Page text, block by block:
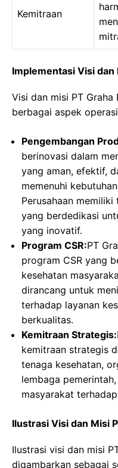
Kemitraan
Implementasi Visi dan
Visi dan misi PT
berbagai aspek
Pengembangan
berinovasi dalam
yang aman, efektif,
memenuhi
Perusahaan
yang berdedikasi
yang inovatif.
Program CSR:PT
program CSR yang
kesehatan
dirancang untuk
terhadap layanan
berkualitas.
Kemitraan Strategis:
kemitraan strategis
tenaga kesehatan,
lembaga
masyarakat
Ilustrasi Visi dan Misi
Ilustrasi visi dan misi
digambarkan sebagai